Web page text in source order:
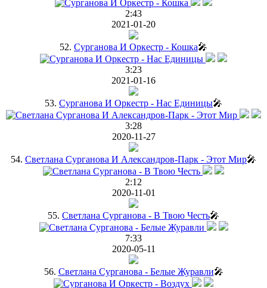
2:43
2021-01-20
52. Сурганова И Оркестр - Кошка🎤
3:23
2021-01-16
53. Сурганова И Оркестр - Нас Единицы🎤
3:28
2020-11-27
54. Светлана Сурганова И Александров-Парк - Этот Мир🎤
2:12
2020-11-01
55. Светлана Сурганова - В Твою Честь🎤
7:33
2020-05-11
56. Светлана Сурганова - Белые Журавли🎤